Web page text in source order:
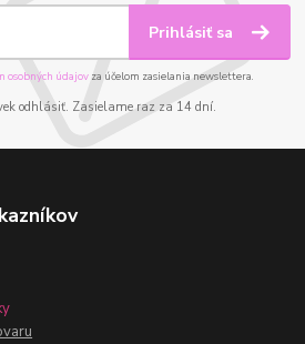
Prihlásiť sa
osobných údajov za účelom zasielania newslettera.
odhlásiť. Zasielame raz za 14 dní.